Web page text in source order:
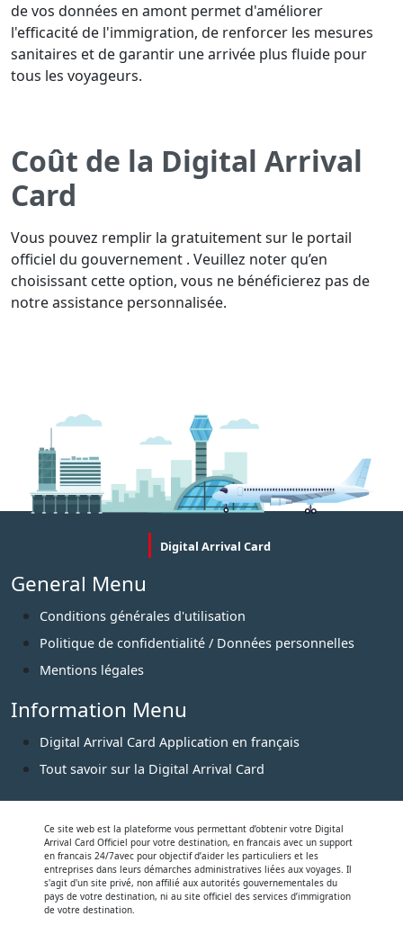
de vos données en amont permet d'améliorer
l'efficacité de l'immigration, de renforcer les mesures
sanitaires et de garantir une arrivée plus fluide pour
tous les voyageurs.
Coût de la Digital Arrival
Card
Vous pouvez remplir la gratuitement sur le portail
officiel du gouvernement . Veuillez noter qu’en
choisissant cette option, vous ne bénéficierez pas de
notre assistance personnalisée.
Digital Arrival Card
General Menu
Conditions générales d'utilisation
Politique de confidentialité / Données personnelles
Mentions légales
Information Menu
Digital Arrival Card Application en français
Tout savoir sur la Digital Arrival Card
Ce site web est la plateforme vous permettant d’obtenir votre Digital
Arrival Card Officiel pour votre destination, en francais avec un support
en francais 24/7avec pour objectif d’aider les particuliers et les
entreprises dans leurs démarches administratives liées aux voyages. Il
s'agit d'un site privé, non affilié aux autorités gouvernementales du
pays de votre destination, ni au site officiel des services d’immigration
de votre destination.